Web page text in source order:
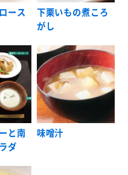
ース
下栗いもの煮ころ
がし
と南
ダ
味噌汁